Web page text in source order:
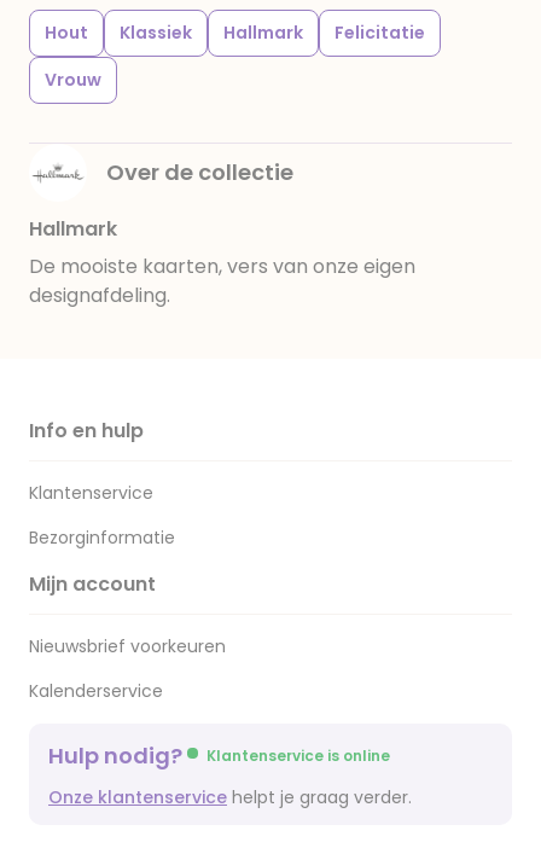
Hout Klassiek Hallmark
Felicitatie
Vrouw
Over de collectie
Hallmark
De mooiste kaarten, vers van onze eigen
designafdeling.
Info en hulp
Klantenservice
Bezorginformatie
Mijn account
Nieuwsbrief voorkeuren
Kalenderservice
Hulp nodig? Klantenservice is online
Onze klantenservice helpt je graag verder.